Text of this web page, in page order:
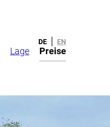
Lage Preise
DE EN